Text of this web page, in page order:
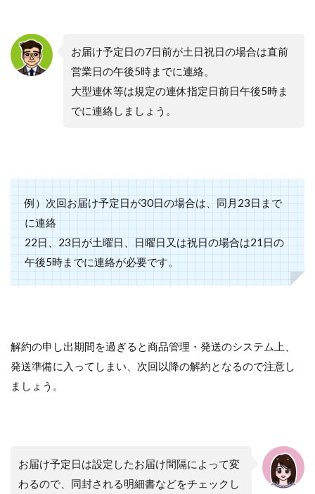
お届け予定日の7日前が土日祝日の場合は直前
営業日の午後5時までに連絡。
大型連休等は規定の連休指定日前日午後5時ま
でに連絡しましょう。
例）次回お届け予定日が30日の場合は、同月23日まで
に連絡
22日、23日が土曜日、日曜日又は祝日の場合は21日の
午後5時までに連絡が必要です。
解約の申し出期間を過ぎると商品管理・発送のシステム上、
発送準備に入ってしまい、次回以降の解約となるので注意し
ましょう。
お届け予定日は設定したお届け間隔によって変
わるので、同封される明細書などをチェックし